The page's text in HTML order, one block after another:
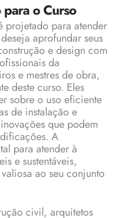
o Curso
projetado para atender
aprofundar seus
e design com
da
e mestres de obra,
deste curso. Eles
sobre o uso eficiente
de instalação e
que podem
A
para atender à
e sustentáveis,
ao seu conjunto
civil, arquitetos